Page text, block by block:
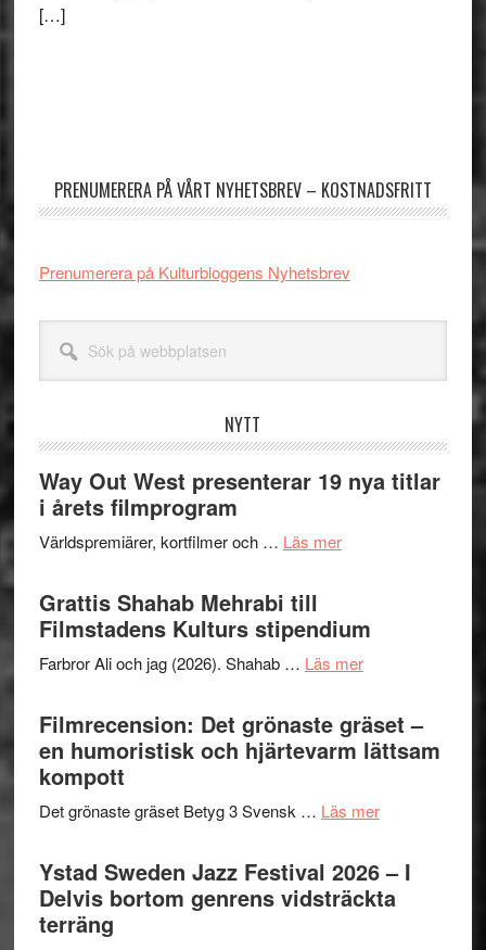
[…]
PRENUMERERA PÅ VÅRT NYHETSBREV – KOSTNADSFRITT
Prenumerera på Kulturbloggens Nyhetsbrev
webbplatsen
NYTT
Way Out West presenterar 19 nya titlar
i årets filmprogram
Världspremiärer, kortfilmer och … Läs merom
presenterar
19
titlar
i
Grattis Shahab Mehrabi till
Filmstadens Kulturs stipendium
Farbror Ali och jag (2026). Shahab … Läs merom
Shahab
Mehrabi
till
Kulturs
Filmrecension: Det grönaste gräset –
en humoristisk och hjärtevarm lättsam
kompott
Det grönaste gräset Betyg 3 Svensk … Läs merom
Det
grönaste
gräset
Ystad Sweden Jazz Festival 2026 – I
Delvis bortom genrens vidsträckta
terräng